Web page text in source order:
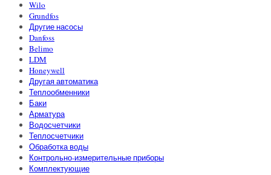
Wilo
Grundfos
Другие насосы
Danfoss
Belimo
LDM
Honeywell
Другая автоматика
Теплообменники
Баки
Арматура
Водосчетчики
Теплосчетчики
Обработка воды
Контрольно-измерительные приборы
Комплектующие